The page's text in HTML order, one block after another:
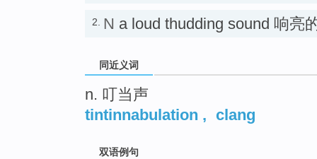
2. N a loud thudding sound 响亮
同近义词
n. 叮当声
tintinnabulation , clang
双语例句